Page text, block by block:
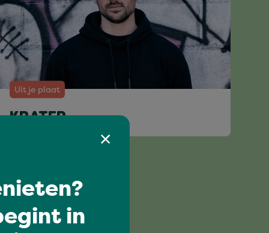
Uit je plaat
KRATER
in